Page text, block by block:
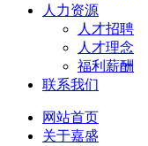
人力资源
人才招聘
人才理念
福利薪酬
联系我们
网站首页
关于嘉盛